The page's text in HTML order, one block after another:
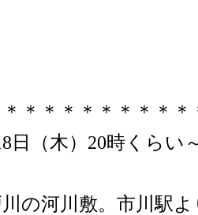
＊＊＊＊＊＊＊＊＊
日（木）20時くらい
の河川敷。市川駅